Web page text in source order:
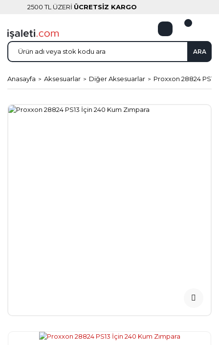
2500 TL ÜZERİ ÜCRETSİZ KARGO
ARA
Anasayfa Aksesuarlar Diğer Aksesuarlar Proxxon 28824